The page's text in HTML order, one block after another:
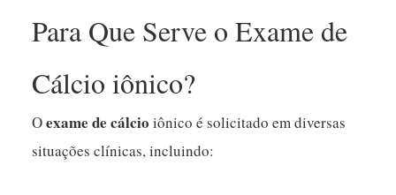
Para Que Serve o Exame de
Cálcio iônico?
Oexame de cálcio iônico é solicitado em diversas
situações clínicas, incluindo: